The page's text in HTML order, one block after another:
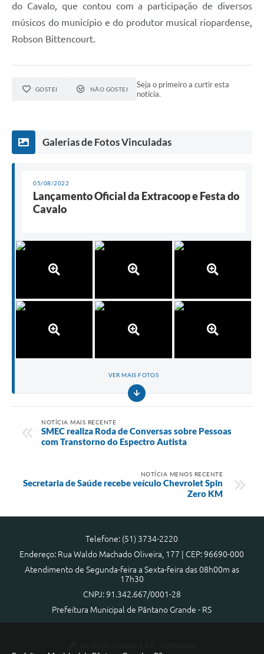
do Cavalo, que contou com a participação de diversos
músicos do município e do produtor musical riopardense,
Robson Bittencourt.
GOSTEI NÃO GOSTEI
Seja o primeiro a curtir esta
notícia.
Galerias de Fotos Vinculadas
05/08/2022
Lançamento Oficial da Extracoop e Festa do
Cavalo
VER MAIS FOTOS
NOTÍCIA MAIS RECENTE
SMEC realiza Roda de Conversas sobre Pessoas
com Transtorno do Espectro Autista
NOTÍCIA MENOS RECENTE
Secretaria de Saúde recebe veículo Chevrolet Spin
Zero KM
Telefone: (51) 3734-2220
Endereço: Rua Waldo Machado Oliveira, 177 | CEP: 96690-000
Atendimento de Segunda-feira a Sexta-feira das 08h00m as
17h30
CNPJ: 91.342.667/0001-28
Prefeitura Municipal de Pântano Grande - RS